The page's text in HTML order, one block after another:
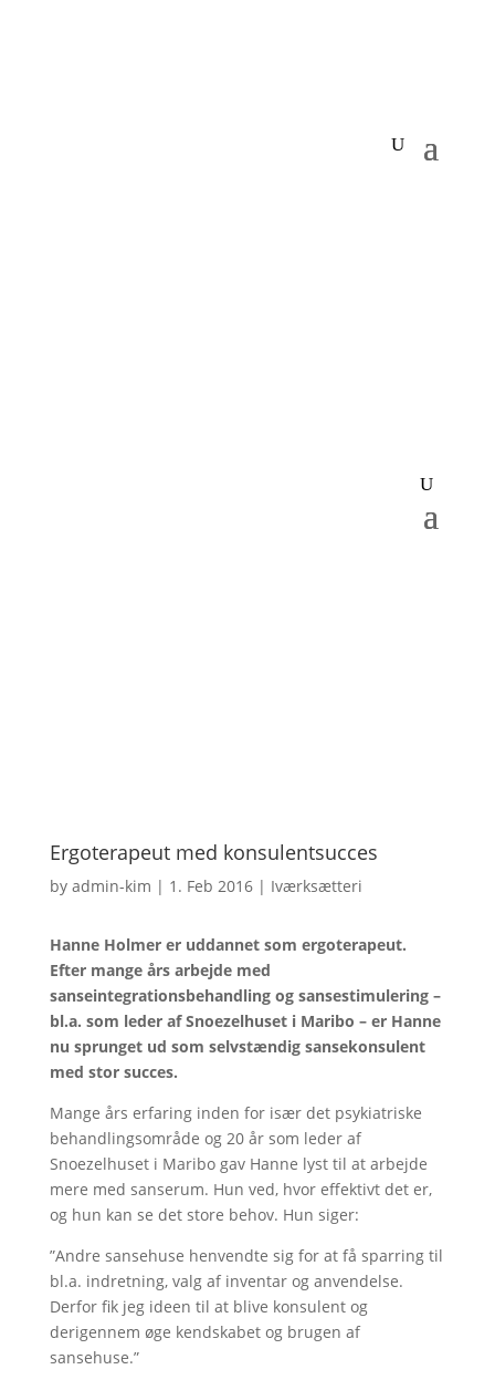
Ergoterapeut med konsulentsucces
by admin-kim | 1. Feb 2016| Iværksætteri
Hanne Holmer er uddannet som ergoterapeut.
Efter mange års arbejde med
sanseintegrationsbehandling og sansestimulering –
bl.a. som leder af Snoezelhuset i Maribo – er Hanne
nu sprunget ud som selvstændig sansekonsulent
med stor succes.
Mange års erfaring inden for især det psykiatriske
behandlingsområde og 20 år som leder af
Snoezelhuset i Maribo gav Hanne lyst til at arbejde
mere med sanserum. Hun ved, hvor effektivt det er,
og hun kan se det store behov. Hun siger:
”Andre sansehuse henvendte sig for at få sparring til
bl.a. indretning, valg af inventar og anvendelse.
Derfor fik jeg ideen til at blive konsulent og
derigennem øge kendskabet og brugen af
sansehuse.”